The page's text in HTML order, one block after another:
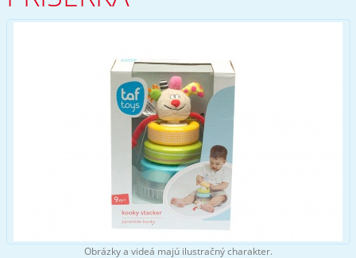
Obrázky a videá majú ilustračný charakter.